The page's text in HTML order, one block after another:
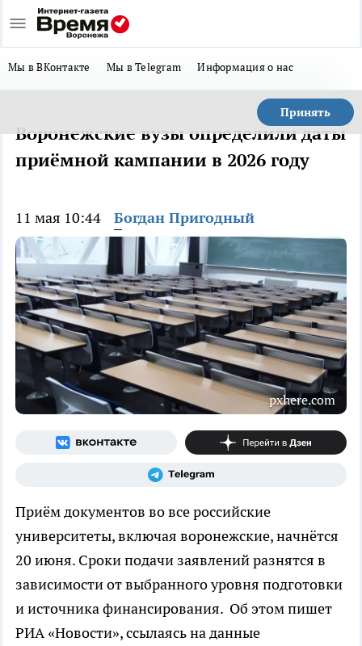
Мы в ВКонтакте Мы в Telegram Информация о нас
Принять
Воронежские вузы определили даты
приёмной кампании в 2026 году
11 мая 10:44 Богдан Пригодный
pxhere.com
Приём документов во все российские
университеты, включая воронежские, начнётся
20 июня. Сроки подачи заявлений разнятся в
зависимости от выбранного уровня подготовки
и источника финансирования. Об этом пишет
РИА «Новости», ссылаясь на данные